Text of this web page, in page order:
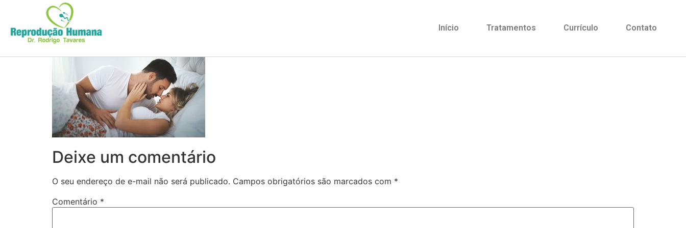
Início Tratamentos Currículo Contato
Deixe um comentário
O seu endereço de e-mail não será publicado. Campos obrigatórios são marcados com *
Comentário *